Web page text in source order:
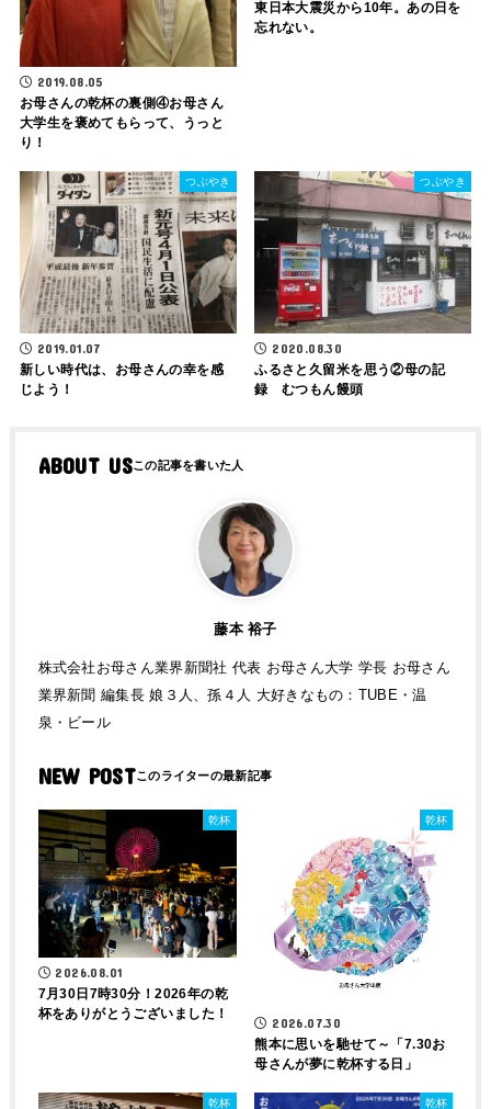
2019.08.05
お母さんの乾杯の裏側④お母さん
大学生を褒めてもらって、うっと
り！
東日本大震災から10年。あの日を
忘れない。
つぶやき
2019.01.07
新しい時代は、お母さんの幸を感
じよう！
つぶやき
2020.08.30
ふるさと久留米を思う②母の記
録 むつもん饅頭
ABOUT US
藤本 裕子
株式会社お母さん業界新聞社 代表 お母さん大学 学長 お母さん
業界新聞 編集長 娘３人、孫４人 大好きなもの：TUBE・温
泉・ビール
NEW POST
乾杯
2026.08.01
7月30日7時30分！2026年の乾
杯をありがとうございました！
乾杯
2026.07.30
熊本に思いを馳せて～「7.30お
母さんが夢に乾杯する日」
乾杯 乾杯